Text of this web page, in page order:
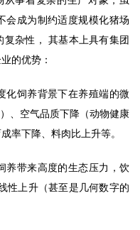
会成为制约适度规模化猪场
杂性， 其基本上具有集团
的优势：
化饲养背景下在养殖端的微
、空气品质下降（动物健康
率下降、料肉比上升等。
养带来高度的生态压力，饮
性上升（甚至是几何数字的